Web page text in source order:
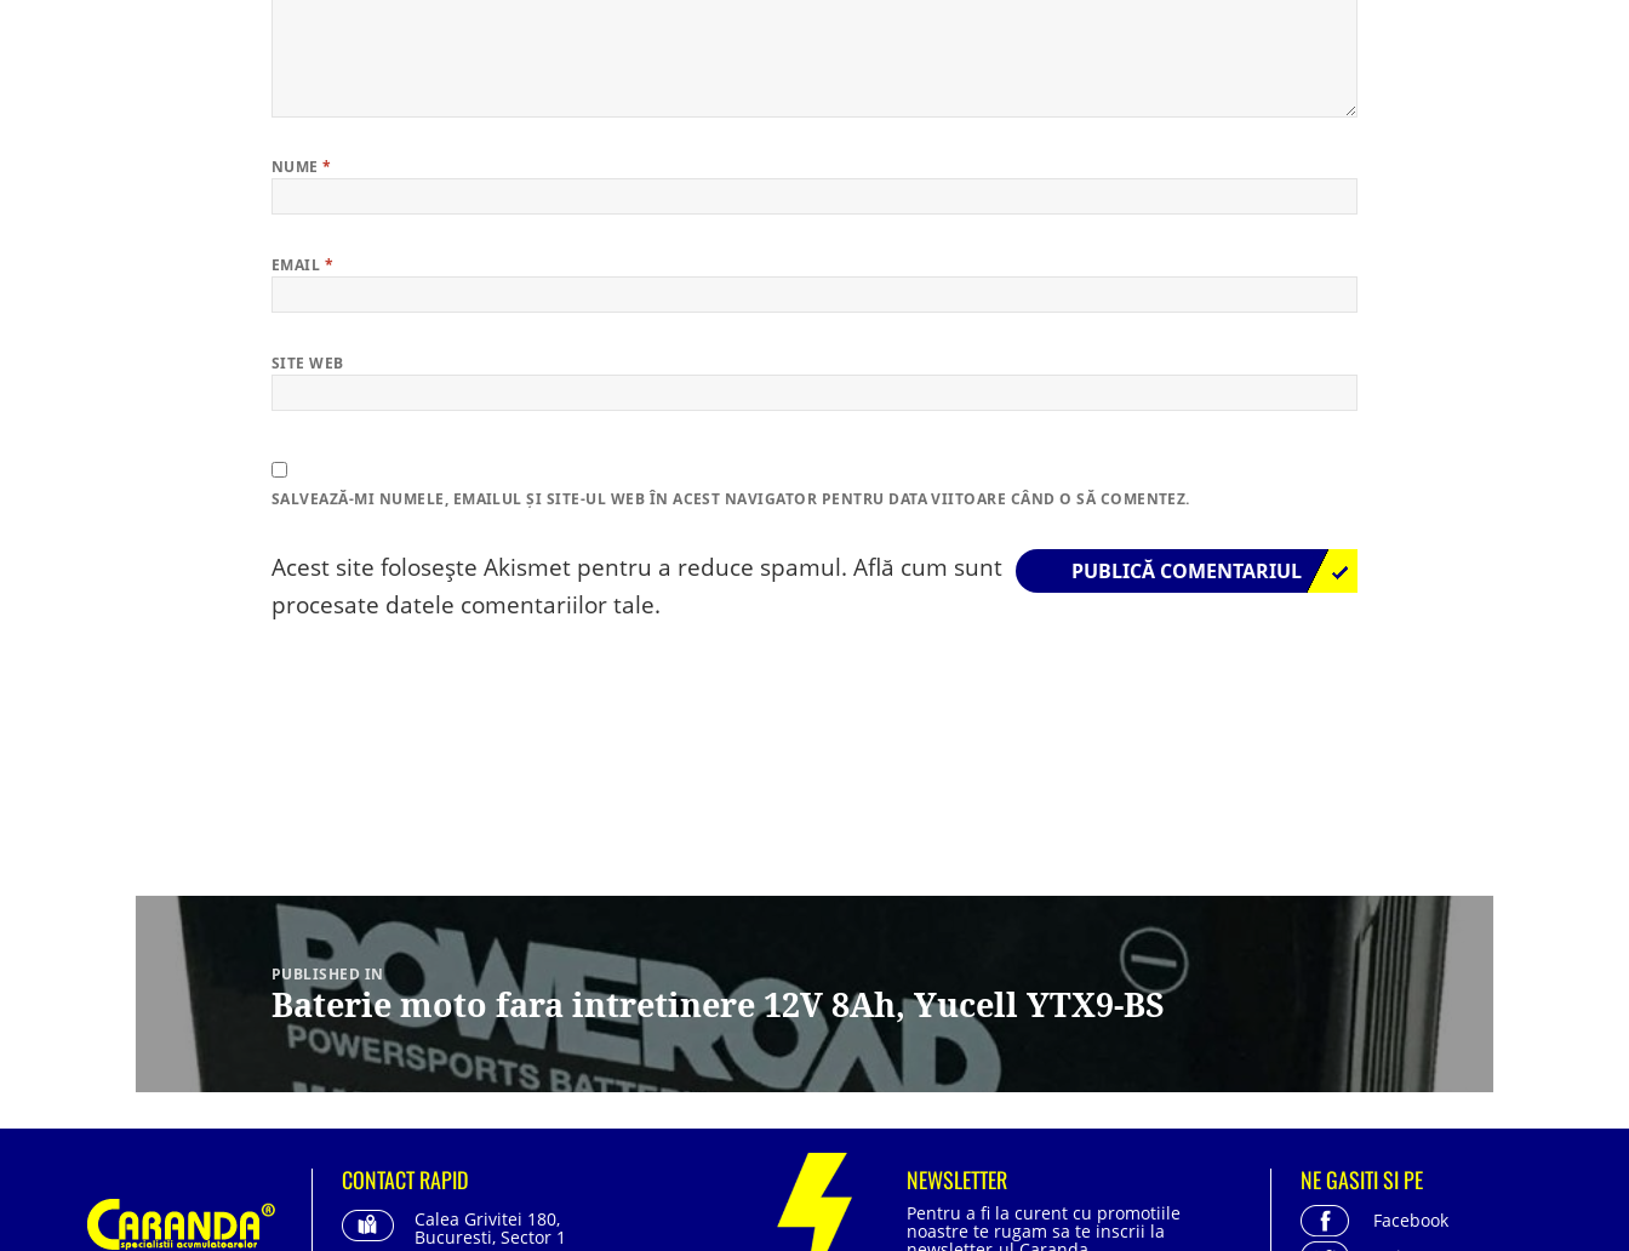
NUME*
EMAIL *
SITE WEB
SALVEAZĂ-MI NUMELE, EMAILUL ȘI SITE-UL WEB ÎN ACEST NAVIGATOR PENTRU DATA VIITOARE CÂND O SĂ COMENTEZ.
Acest site folosește Akismet pentru a reduce spamul. Află cum sunt
procesate datele comentariilor tale.
Navigare
articole
PUBLISHED IN
Baterie moto fara intretinere 12V 8Ah, Yucell YTX9-BS
CONTACT RAPID
Calea Grivitei 180,
Bucuresti, Sector 1
NEWSLETTER
Pentru a fi la curent cu promotiile
noastre te rugam sa te inscrii la
NE GASITI SI PE
Facebook